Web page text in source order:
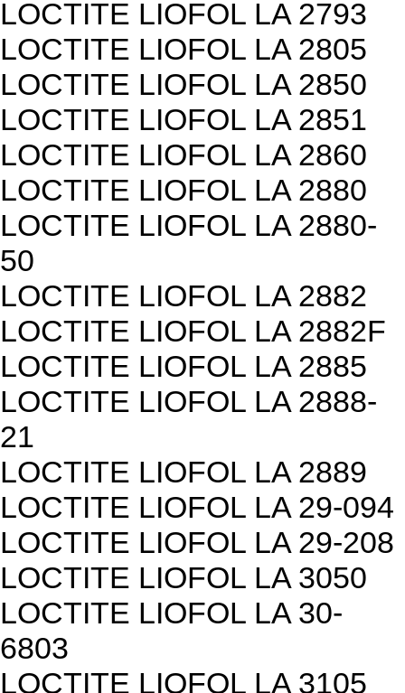
LOCTITE LIOFOL LA 2793
LOCTITE LIOFOL LA 2805
LOCTITE LIOFOL LA 2850
LOCTITE LIOFOL LA 2851
LOCTITE LIOFOL LA 2860
LOCTITE LIOFOL LA 2880
LOCTITE LIOFOL LA 2880-
50
LOCTITE LIOFOL LA 2882
LOCTITE LIOFOL LA 2882F
LOCTITE LIOFOL LA 2885
LOCTITE LIOFOL LA 2888-
21
LOCTITE LIOFOL LA 2889
LOCTITE LIOFOL LA 29-094
LOCTITE LIOFOL LA 29-208
LOCTITE LIOFOL LA 3050
LOCTITE LIOFOL LA 30-
6803
LOCTITE LIOFOL LA 3105